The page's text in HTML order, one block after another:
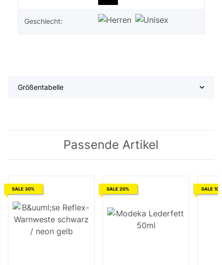
Geschlecht:
Größentabelle
Passende Artikel
SALE 30% SALE 20% SALE